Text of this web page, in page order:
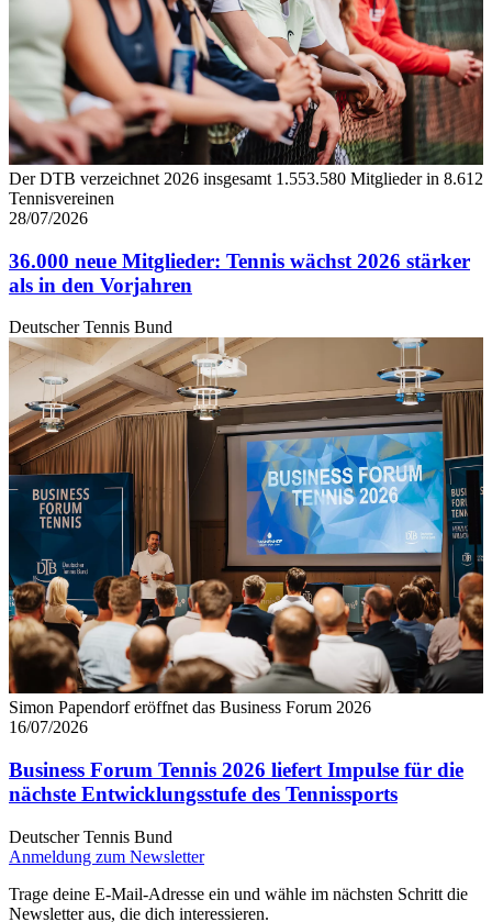
Der DTB verzeichnet 2026 insgesamt 1.553.580 Mitglieder in 8.612
Tennisvereinen
28/07/2026
36.000 neue Mitglieder: Tennis wächst 2026 stärker
als in den Vorjahren
Deutscher Tennis Bund
Simon Papendorf eröffnet das Business Forum 2026
16/07/2026
Business Forum Tennis 2026 liefert Impulse für die
nächste Entwicklungsstufe des Tennissports
Deutscher Tennis Bund
Anmeldung zum Newsletter
Trage deine E-Mail-Adresse ein und wähle im nächsten Schritt die
Newsletter aus, die dich interessieren.